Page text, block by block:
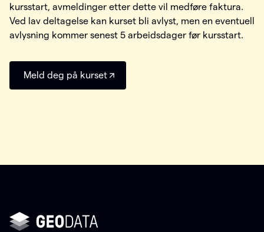
kursstart, avmeldinger etter dette vil medføre faktura.
Ved lav deltagelse kan kurset bli avlyst, men en eventuell
avlysning kommer senest 5 arbeidsdager før kursstart.
Meld deg på kurset